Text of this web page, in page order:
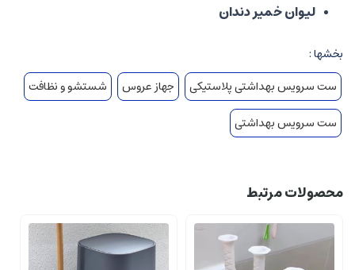
لیوان خمیر دندان
بخشها :
ست سرویس بهداشتی پلاستیکی
جهاز عروس
شستشو و نظافت
ست سرویس بهداشتی
محصولات مرتبط